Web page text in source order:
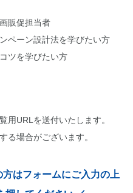
販促担当者
ペーン設計法を学びたい方
ツを学びたい方
用URLを送付いたします。
る場合がございます。
はフォームにご入力の上